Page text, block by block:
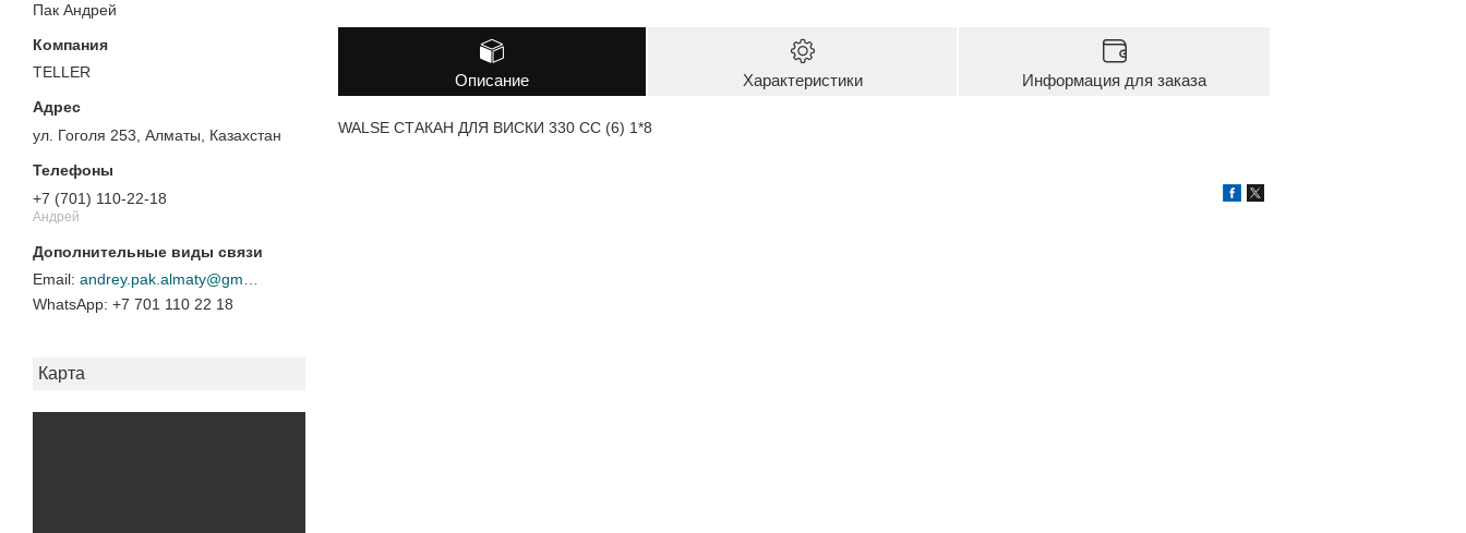
Пак Андрей
TELLER
ул. Гоголя 253, Алматы, Казахстан
+7 (701) 110-22-18
Андрей
+7 701 110 22 18
Карта
Описание Характеристики Информация для заказа
WALSE СТАКАН ДЛЯ ВИСКИ 330 CC (6) 1*8